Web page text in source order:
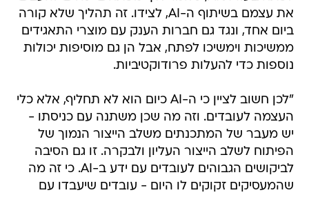
את עצמם בשיתוף ה-AI, לצידו. זה תהליך שלא קורה
ביום אחד, ונגד גם חברות הענק עם מוצרי התאגידים
ממשיכות וימשיכו לפתח, אבל הן גם מוסיפות יכולות
נוספות כדי להעלות פרודוקטיביות.
"לכן חשוב לציין כי ה-AI כיום הוא לא תחליף, אלא כלי
העצמה לעובדים. וזה מה שכן משתנה עם כניסתו -
יש מעבר של המתכנתים משלב הייצור הנמוך של
הפיתוח לשלב הייצור העליון ולבקרה. זו גם הסיבה
לביקושים הגבוהים לעובדים עם ידע ב-AI. כי זה מה
שהמעסיקים זקוקים לו היום - עובדים שיעבדו עם